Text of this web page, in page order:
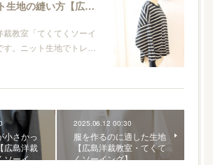
失敗しないニット生地の縫い方【広島洋裁教室・てくてくソーイング】
裁教室「てくてくソーイ
。ニット生地でトレ…
小さかっ
広島洋裁
ソーイ…
2025.06.12 00:30
服を作るのに適した生地
【広島洋裁教室・てくて
くソーイング】